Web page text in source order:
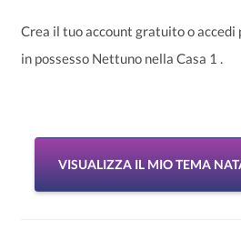
Crea il tuo account gratuito o accedi
in possesso Nettuno nella Casa 1 .
VISUALIZZA IL MIO TEMA